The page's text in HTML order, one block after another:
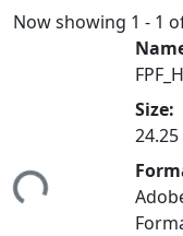
Now showing 1 - 1
Size: